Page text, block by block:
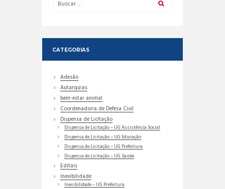
CATEGORIAS
Adesão
Autarquias
bem-estar animal
Coordenadoria de Defesa Civil
Dispensa de Licitação
Dispensa de Licitação – UG Assistência Social
Dispensa de Licitação – UG Educação
Dispensa de Licitação – UG Prefeitura
Dispensa de Licitação – UG Saúde
Editais
Inexibilidade
Inexibilidade – UG Prefeitura